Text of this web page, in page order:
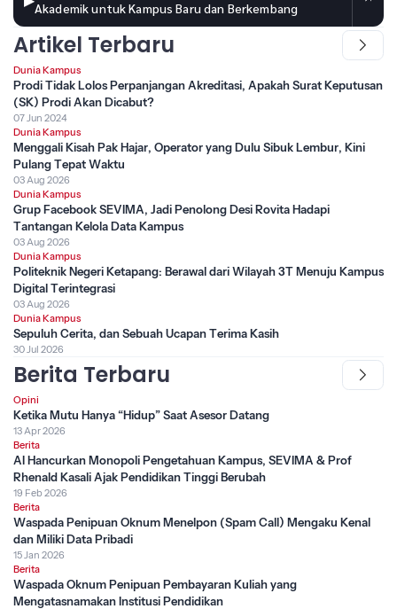
Akademik untuk Kampus Baru dan Berkembang
Artikel Terbaru
Dunia Kampus
Prodi Tidak Lolos Perpanjangan Akreditasi, Apakah Surat Keputusan
(SK) Prodi Akan Dicabut?
07 Jun 2024
Dunia Kampus
Menggali Kisah Pak Hajar, Operator yang Dulu Sibuk Lembur, Kini
Pulang Tepat Waktu
03 Aug 2026
Dunia Kampus
Grup Facebook SEVIMA, Jadi Penolong Desi Rovita Hadapi
Tantangan Kelola Data Kampus
03 Aug 2026
Dunia Kampus
Politeknik Negeri Ketapang: Berawal dari Wilayah 3T Menuju Kampus
Digital Terintegrasi
03 Aug 2026
Dunia Kampus
Sepuluh Cerita, dan Sebuah Ucapan Terima Kasih
30 Jul 2026
Berita Terbaru
Opini
Ketika Mutu Hanya “Hidup” Saat Asesor Datang
13 Apr 2026
Berita
AI Hancurkan Monopoli Pengetahuan Kampus, SEVIMA & Prof
Rhenald Kasali Ajak Pendidikan Tinggi Berubah
19 Feb 2026
Berita
Waspada Penipuan Oknum Menelpon (Spam Call) Mengaku Kenal
dan Miliki Data Pribadi
15 Jan 2026
Berita
Waspada Oknum Penipuan Pembayaran Kuliah yang
Mengatasnamakan Institusi Pendidikan